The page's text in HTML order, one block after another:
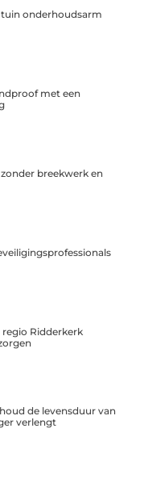
tuin onderhoudsarm
met een
breekwerk en
Ridderkerk
de levensduur van
verlengt